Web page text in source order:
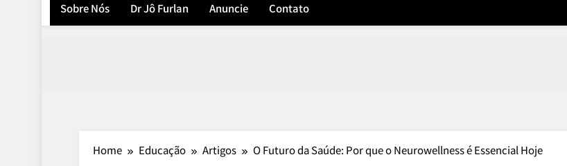
Sobre Nós Dr Jô Furlan Anuncie Contato
Home Educação Artigos O Futuro da Saúde: Por que o Neurowellness é Essencial Hoje